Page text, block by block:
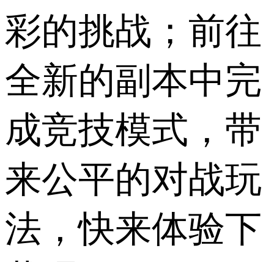
彩的挑战；前往
全新的副本中完
成竞技模式，带
来公平的对战玩
法，快来体验下